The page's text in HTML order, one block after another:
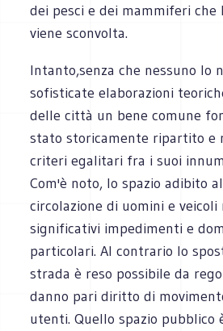
dei pesci e dei mammiferi che
viene sconvolta.
Intanto,senza che nessuno lo
sofisticate elaborazioni
delle città un bene comune
stato storicamente ripartito e
criteri egalitari fra i suoi
Com'è noto, lo spazio adibito
circolazione di uomini e veicoli
significativi impedimenti e
particolari. Al contrario lo
strada è reso possibile da
danno pari diritto di
utenti. Quello spazio